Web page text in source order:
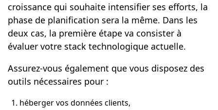
croissance qui souhaite intensifier ses efforts, la
phase de planification sera la même. Dans les
deux cas, la première étape va consister à
évaluer votre stack technologique actuelle.
Assurez-vous également que vous disposez des
outils nécessaires pour :
héberger vos données clients,